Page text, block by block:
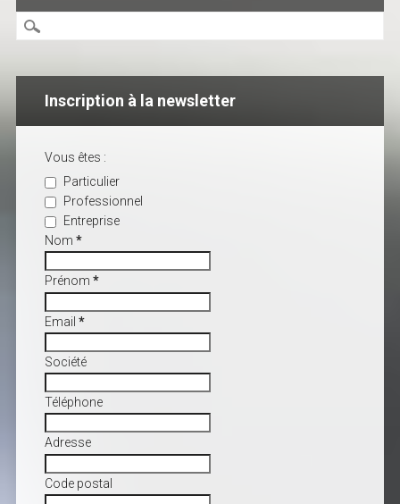
Inscription à la newsletter
Vous êtes :
Particulier
Professionnel
Entreprise
Nom *
Prénom *
Email *
Société
Téléphone
Adresse
Code postal